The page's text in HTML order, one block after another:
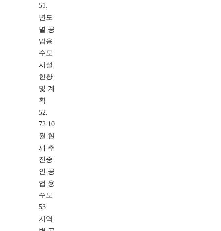
51.
년도
별 공
업용
수도
시설
현황
및 계
획
52.
72.10
월 현
재 추
진중
인 공
업 용
수도
53.
지역